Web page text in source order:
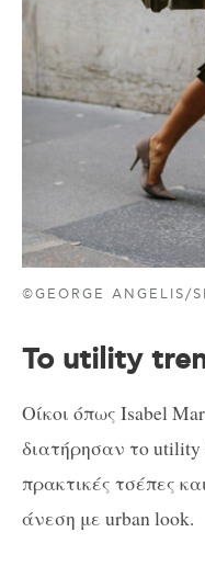
©GEORGE ANGELIS/
To utility
Οίκοι όπως Isabel
διατήρησαν το
πρακτικές τσέπες
άνεση με urban look.